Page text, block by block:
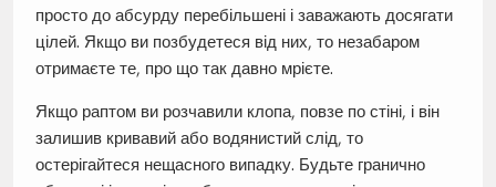
просто до абсурду перебільшені і заважають досягати
цілей. Якщо ви позбудетеся від них, то незабаром
отримаєте те, про що так давно мрієте.
Якщо раптом ви розчавили клопа, повзе по стіні, і він
залишив кривавий або водянистий слід, то
остерігайтеся нещасного випадку. Будьте гранично